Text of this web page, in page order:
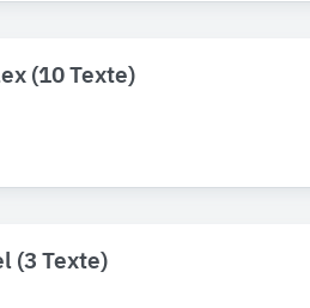
(10 Texte)
(3 Texte)